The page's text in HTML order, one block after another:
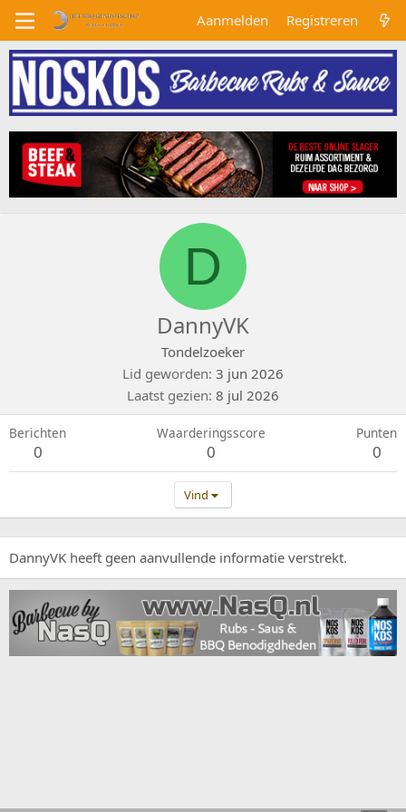
Aanmelden Registreren
D
DannyVK
Tondelzoeker
Lid geworden 3 jun 2026
Laatst gezien 8 jul 2026
Berichten
0
Waarderingsscore
0
Punten
0
Vind
DannyVK heeft geen aanvullende informatie verstrekt.